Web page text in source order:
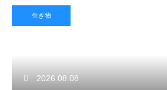
生き物
2026.08.08